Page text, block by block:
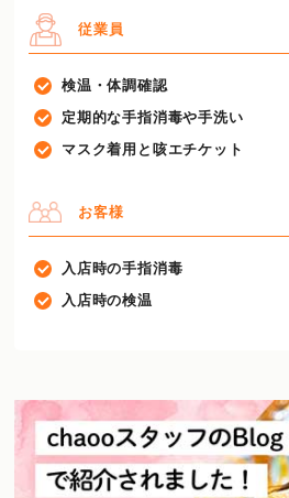
従業員
検温・体調確認
定期的な手指消毒や手洗い
マスク着用と咳エチケット
お客様
入店時の手指消毒
入店時の検温